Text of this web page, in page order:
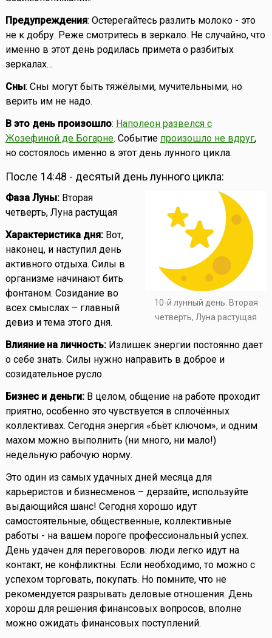
Предупреждения: Остерегайтесь разлить молоко - это
не к добру. Реже смотритесь в зеркало. Не случайно, что
именно в этот день родилась примета о разбитых
зеркалах…
Сны: Сны могут быть тяжёлыми, мучительными, но
верить им не надо.
В это день произошло: Наполеон развелся с
Жозефиной де Богарне. Событие произошло не вдруг,
но состоялось именно в этот день лунного цикла.
После 14:48 - десятый день лунного цикла:
10-й лунный день. Вторая
четверть, Луна растущая
Фаза Луны: Вторая
четверть, Луна растущая
Характеристика дня:Вот,
наконец, и наступил день
активного отдыха. Силы в
организме начинают бить
фонтаном. Созидание во
всех смыслах – главный
девиз и тема этого дня.
Влияние на личность:Излишек энергии постоянно дает
о себе знать. Силы нужно направить в доброе и
созидательное русло.
Бизнес и деньги:В целом, общение на работе проходит
приятно, особенно это чувствуется в сплочённых
коллективах. Сегодня энергия «бьёт ключом», и одним
махом можно выполнить (ни много, ни мало!)
недельную рабочую норму.
Это один из самых удачных дней месяца для
карьеристов и бизнесменов – дерзайте, используйте
выдающийся шанс! Сегодня хорошо идут
самостоятельные, общественные, коллективные
работы - на вашем пороге профессиональный успех.
День удачен для переговоров: люди легко идут на
контакт, не конфликтны. Если необходимо, то можно с
успехом торговать, покупать. Но помните, что не
рекомендуется разрывать деловые отношения. День
хорош для решения финансовых вопросов, вполне
можно ожидать финансовых поступлений.